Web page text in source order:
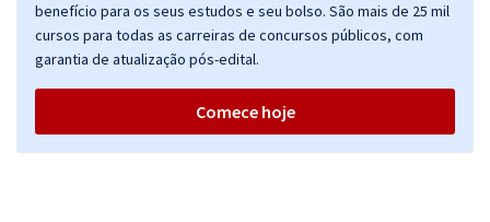
benefício para os seus estudos e seu bolso. São mais de 25 mil
cursos para todas as carreiras de concursos públicos, com
garantia de atualização pós-edital.
Comece hoje